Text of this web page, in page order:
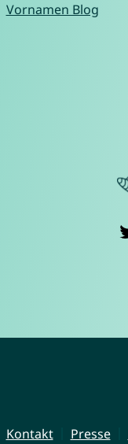
Vornamen Blog
Kontakt Presse